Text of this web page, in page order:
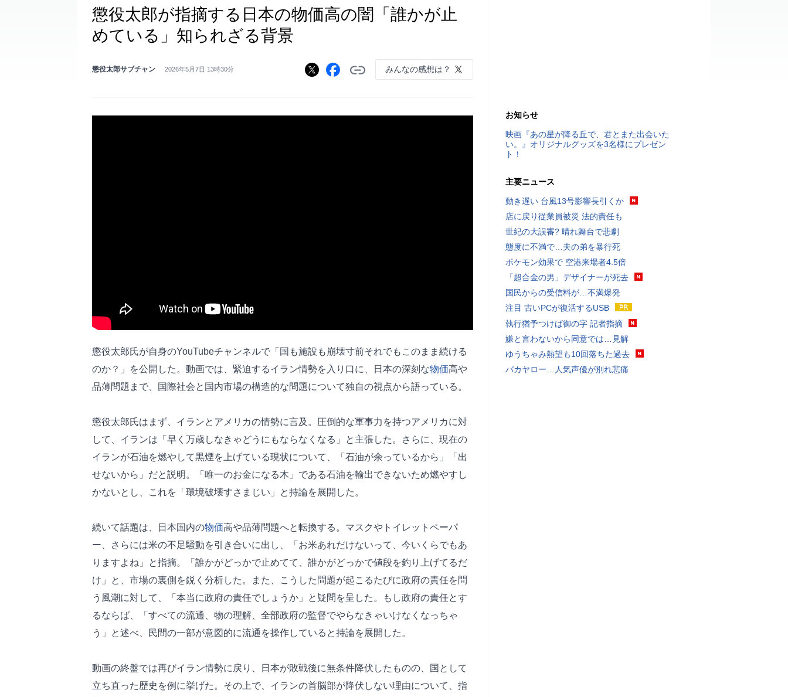
懲役太郎が指摘する日本の物価高の闇「誰かが止
めている」知られざる背景
懲役太郎サブチャン 2026年5月7日 13時30分 みんなの感想は？
懲役太郎氏が自身のYouTubeチャンネルで「国も施設も崩壊寸前それでもこのまま続ける
のか？」を公開した。動画では、緊迫するイラン情勢を入り口に、日本の深刻な物価高や
品薄問題まで、国際社会と国内市場の構造的な問題について独自の視点から語っている。
懲役太郎氏はまず、イランとアメリカの情勢に言及。圧倒的な軍事力を持つアメリカに対
して、イランは「早く万歳しなきゃどうにもならなくなる」と主張した。さらに、現在の
イランが石油を燃やして黒煙を上げている現状について、「石油が余っているから」「出
せないから」だと説明。「唯一のお金になる木」である石油を輸出できないため燃やすし
かないとし、これを「環境破壊すさまじい」と持論を展開した。
続いて話題は、日本国内の物価高や品薄問題へと転換する。マスクやトイレットペーパ
ー、さらには米の不足騒動を引き合いに出し、「お米あれだけないって、今いくらでもあ
りますよね」と指摘。「誰かがどっかで止めてて、誰かがどっかで値段を釣り上げてるだ
け」と、市場の裏側を鋭く分析した。また、こうした問題が起こるたびに政府の責任を問
う風潮に対して、「本当に政府の責任でしょうか」と疑問を呈した。もし政府の責任とす
るならば、「すべての流通、物の理解、全部政府の監督でやらなきゃいけなくなっちゃ
う」と述べ、民間の一部が意図的に流通を操作していると持論を展開した。
動画の終盤では再びイラン情勢に戻り、日本が敗戦後に無条件降伏したものの、国として
立ち直った歴史を例に挙げた。その上で、イランの首脳部が降伏しない理由について、指
お知らせ
映画『あの星が降る丘で、君とまた出会いた
い。』オリジナルグッズを3名様にプレゼン
ト！
主要ニュース
動き遅い 台風13号影響長引くか
店に戻り従業員被災 法的責任も
世紀の大誤審? 晴れ舞台で悲劇
態度に不満で…夫の弟を暴行死
ポケモン効果で 空港来場者4.5倍
「超合金の男」デザイナーが死去
国民からの受信料が…不満爆発
注目 古いPCが復活するUSB
執行猶予つけば御の字 記者指摘
嫌と言わないから同意では…見解
ゆうちゃみ熱望も10回落ちた過去
バカヤロー…人気声優が別れ悲痛